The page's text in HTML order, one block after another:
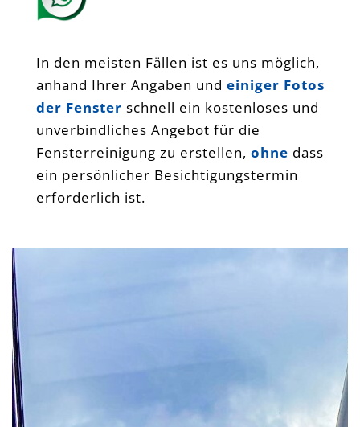
In den meisten Fällen ist es uns möglich,
anhand Ihrer Angaben und einiger Fotos
der Fenster schnell ein kostenloses und
unverbindliches Angebot für die
Fensterreinigung zu erstellen, ohne dass
ein persönlicher Besichtigungstermin
erforderlich ist.